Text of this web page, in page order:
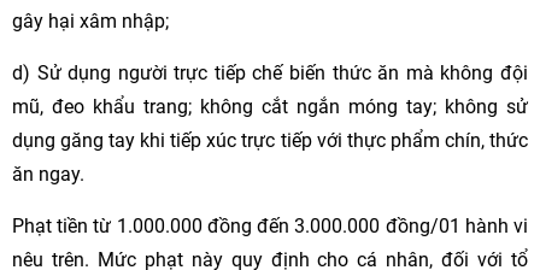
gây hại xâm nhập;
d) Sử dụng người trực tiếp chế biến thức ăn mà không đội
mũ, đeo khẩu trang; không cắt ngắn móng tay; không sử
dụng găng tay khi tiếp xúc trực tiếp với thực phẩm chín, thức
ăn ngay.
Phạt tiền từ 1.000.000 đồng đến 3.000.000 đồng/01 hành vi
nêu trên. Mức phạt này quy định cho cá nhân, đối với tổ